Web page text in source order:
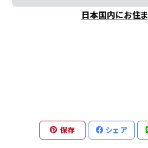
日本国内にお住
保存 シェア